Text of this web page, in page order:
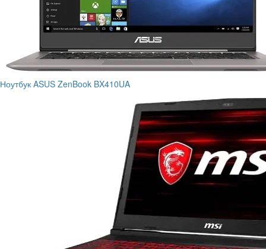
Ноутбук ASUS ZenBook BX410UA